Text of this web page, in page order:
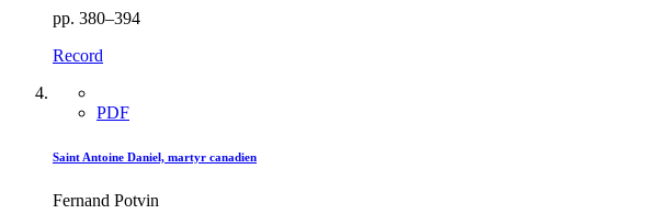
pp. 380–394
Record
PDF
Saint Antoine Daniel, martyr canadien
Fernand Potvin